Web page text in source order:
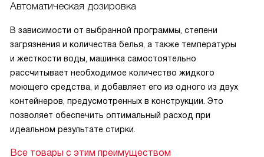
Автоматическая дозировка
В зависимости от выбранной программы, степени
загрязнения и количества белья, а также температуры
и жесткости воды, машинка самостоятельно
рассчитывает необходимое количество жидкого
моющего средства, и добавляет его из одного из двух
контейнеров, предусмотренных в конструкции. Это
позволяет обеспечить оптимальный расход при
идеальном результате стирки.
Все товары с этим преимуществом